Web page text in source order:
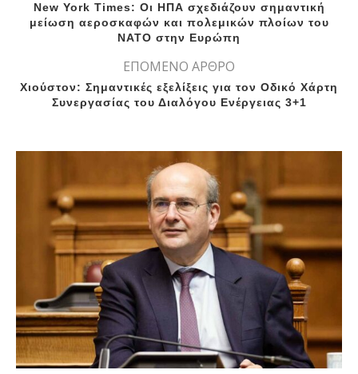
New York Times: Οι ΗΠΑ σχεδιάζουν σημαντική
μείωση αεροσκαφών και πολεμικών πλοίων του
ΝΑΤΟ στην Ευρώπη
ΕΠΟΜΕΝΟ ΑΡΘΡΟ
Χιούστον: Σημαντικές εξελίξεις για τον Οδικό Χάρτη
Συνεργασίας του Διαλόγου Ενέργειας 3+1